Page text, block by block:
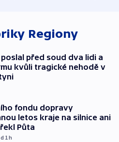
Regiony
před soud dva lidi a
kvůli tragické nehodě v
fondu dopravy
letos kraje na silnice ani
Půta
1h